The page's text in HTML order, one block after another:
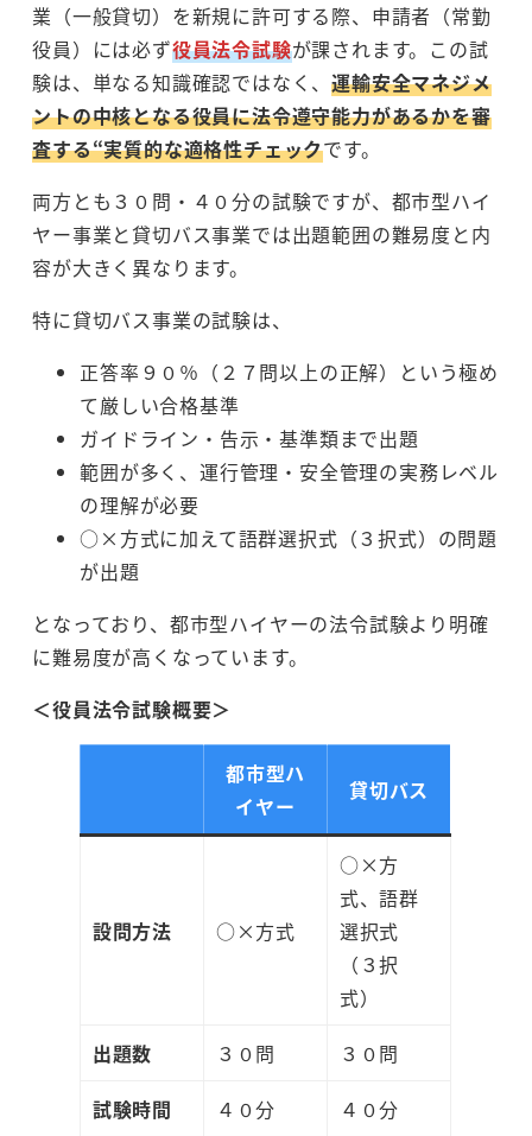
業（一般貸切）を新規に許可する際、申請者（常勤
役員）には必ず役員法令試験が課されます。この試
験は、単なる知識確認ではなく、運輸安全マネジメ
ントの中核となる役員に法令遵守能力があるかを審
査する“実質的な適格性チェックです。
両方とも３０問・４０分の試験ですが、都市型ハイ
ヤー事業と貸切バス事業では出題範囲の難易度と内
容が大きく異なります。
特に貸切バス事業の試験は、
正答率９０％（２７問以上の正解）という極め
て厳しい合格基準
ガイドライン・告示・基準類まで出題
範囲が多く、運行管理・安全管理の実務レベル
の理解が必要
○×方式に加えて語群選択式（３択式）の問題
が出題
となっており、都市型ハイヤーの法令試験より明確
に難易度が高くなっています。
＜役員法令試験概要＞
都市型ハ
イヤー
貸切バス
設問方法 ○×方式
○×方
式、語群
選択式
（３択
式）
出題数
３０問
３０問
試験時間
４０分 ４０分